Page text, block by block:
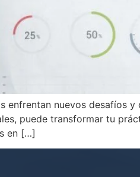
enfrentan nuevos desafíos
puede transformar tu
en […]